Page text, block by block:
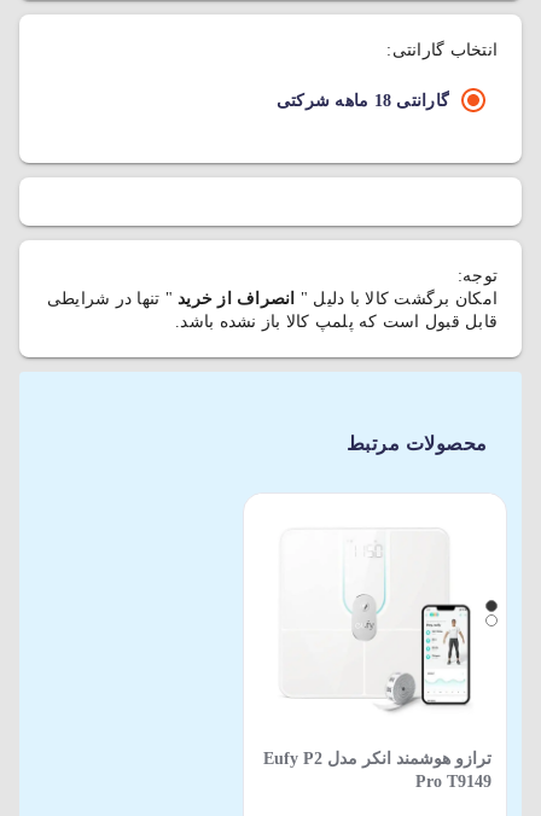
انتخاب گارانتی:
گارانتی 18 ماهه شرکتی
توجه:
امکان برگشت کالا با دلیل "
انصراف از خرید " تنها در شرایطی
قابل قبول است که پلمپ کالا باز نشده باشد.
محصولات مرتبط
ترازو هوشمند انکر مدل Eufy P2
Pro T9149